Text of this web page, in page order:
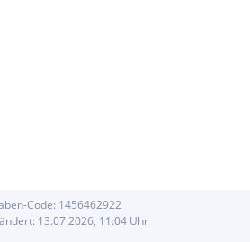
Code: 1456462922
13.07.2026, 11:04Uhr